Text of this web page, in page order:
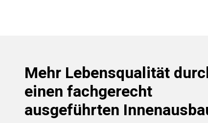
Mehr Lebensqualität
einen fachgerecht
ausgeführten